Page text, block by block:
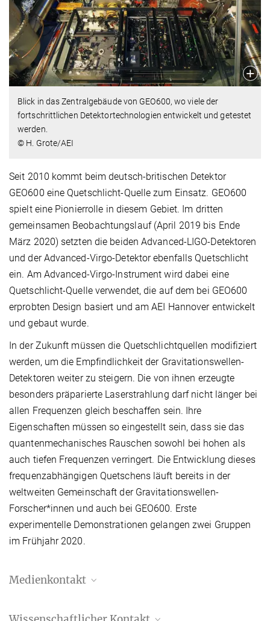
Blick in das Zentralgebäude von GEO600, wo viele der
fortschrittlichen Detektortechnologien entwickelt und getestet
werden.
© H. Grote/AEI
Seit 2010 kommt beim deutsch-britischen Detektor
GEO600 eine Quetschlicht-Quelle zum Einsatz. GEO600
spielt eine Pionierrolle in diesem Gebiet. Im dritten
gemeinsamen Beobachtungslauf (April 2019 bis Ende
März 2020) setzten die beiden Advanced-LIGO-Detektoren
und der Advanced-Virgo-Detektor ebenfalls Quetschlicht
ein. Am Advanced-Virgo-Instrument wird dabei eine
Quetschlicht-Quelle verwendet, die auf dem bei GEO600
erprobten Design basiert und am AEI Hannover entwickelt
und gebaut wurde.
In der Zukunft müssen die Quetschlichtquellen modifiziert
werden, um die Empfindlichkeit der Gravitationswellen-
Detektoren weiter zu steigern. Die von ihnen erzeugte
besonders präparierte Laserstrahlung darf nicht länger bei
allen Frequenzen gleich beschaffen sein. Ihre
Eigenschaften müssen so eingestellt sein, dass sie das
quantenmechanisches Rauschen sowohl bei hohen als
auch tiefen Frequenzen verringert. Die Entwicklung dieses
frequenzabhängigen Quetschens läuft bereits in der
weltweiten Gemeinschaft der Gravitationswellen-
Forscher*innen und auch bei GEO600. Erste
experimentelle Demonstrationen gelangen zwei Gruppen
im Frühjahr 2020.
Medienkontakt